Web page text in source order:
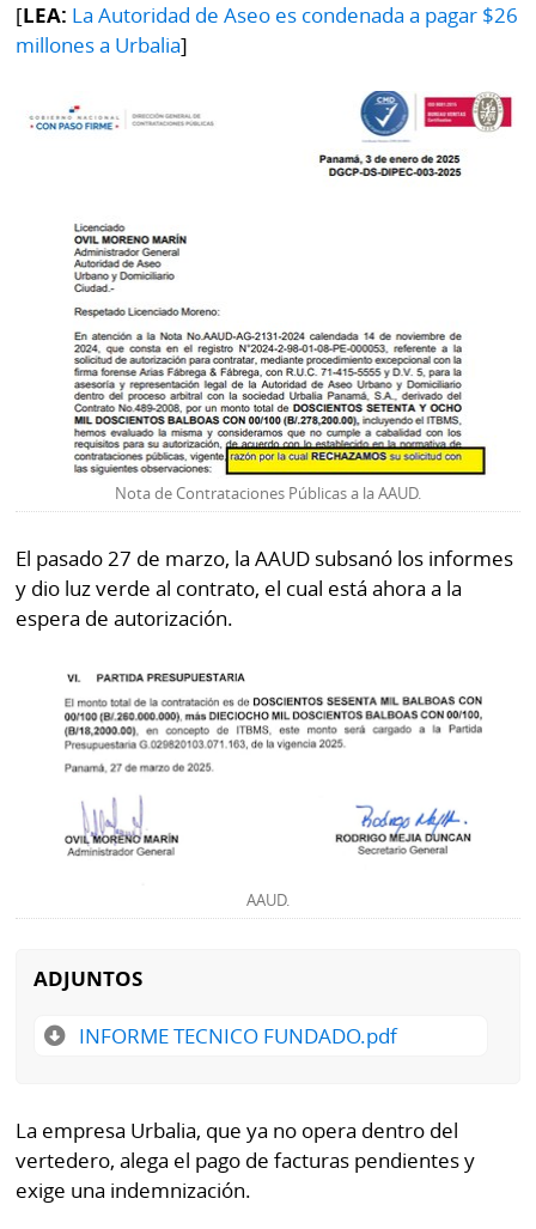
⌾
Sábado
⌾
[LEA: La Autoridad de Aseo es condenada a pagar $26
millones a Urbalia]
Nota de Contrataciones Públicas a la AAUD.
El pasado 27 de marzo, la AAUD subsanó los informes
y dio luz verde al contrato, el cual está ahora a la
espera de autorización.
AAUD.
ADJUNTOS
INFORME TECNICO FUNDADO.pdf
La empresa Urbalia, que ya no opera dentro del
vertedero, alega el pago de facturas pendientes y
exige una indemnización.